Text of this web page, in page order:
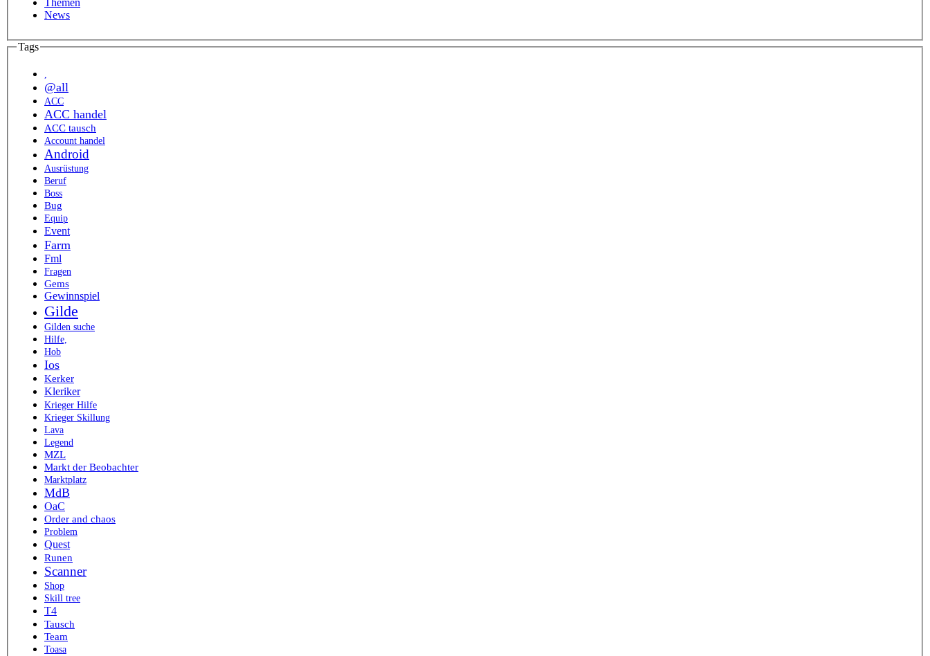
News
Tags
@all
ACC
ACC handel
ACC tausch
Account handel
Android
Ausrüstung
Beruf
Boss
Bug
Equip
Event
Farm
Fml
Fragen
Gems
Gewinnspiel
Gilde
Gilden suche
Hilfe,
Hob
Ios
Kerker
Kleriker
Krieger Hilfe
Krieger Skillung
Lava
Legend
MZL
Markt der Beobachter
Marktplatz
MdB
OaC
Order and chaos
Problem
Quest
Runen
Scanner
Shop
Skill tree
T4
Tausch
Team
Toasa